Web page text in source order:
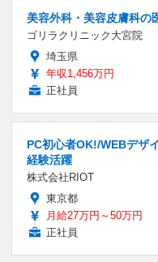
美容外科・美容皮膚科の
ゴリラクリニック大宮院
埼玉県
年収1,456万円
正社員
PC初心者OK!/WEBデザ
経験活躍
株式会社RIOT
東京都
月給27万円～50万円
正社員